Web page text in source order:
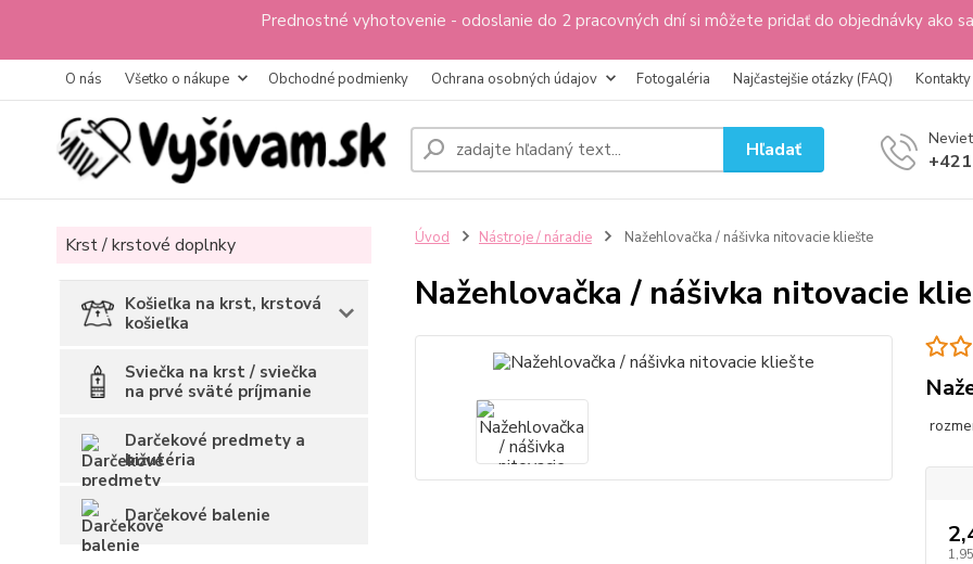
Prednostné vyhotovenie - odoslanie do 2 pracovných dní si môžete pridať do objednávky ako
O nás Všetko o nákupe Obchodné podmienky Ochrana osobných údajov Fotogaléria Najčastejšie otázky (FAQ) Kontakty
Hľadať
Krst / krstové doplnky
Košieľka na krst, krstová
košieľka
Sviečka na krst / sviečka
na prvé sväté príjmanie
Darčekové predmety a
bižutéria
Darčekové balenie
Úvod Nástroje / náradie Nažehlovačka / nášivka nitovacie kliešte
Nažehlovačka / nášivka nitovacie